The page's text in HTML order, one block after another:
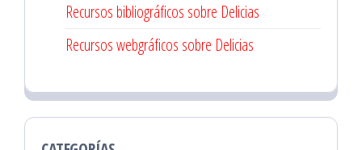
Recursos bibliográficos sobre Delicias
Recursos webgráficos sobre Delicias